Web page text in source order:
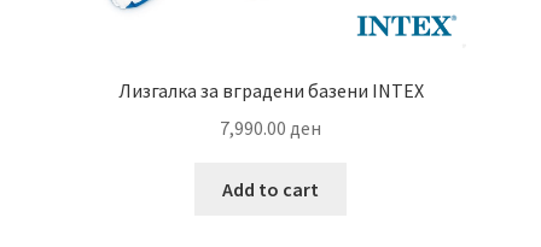
Лизгалка за вградени базени INTEX
7,990.00 ден
Add to cart